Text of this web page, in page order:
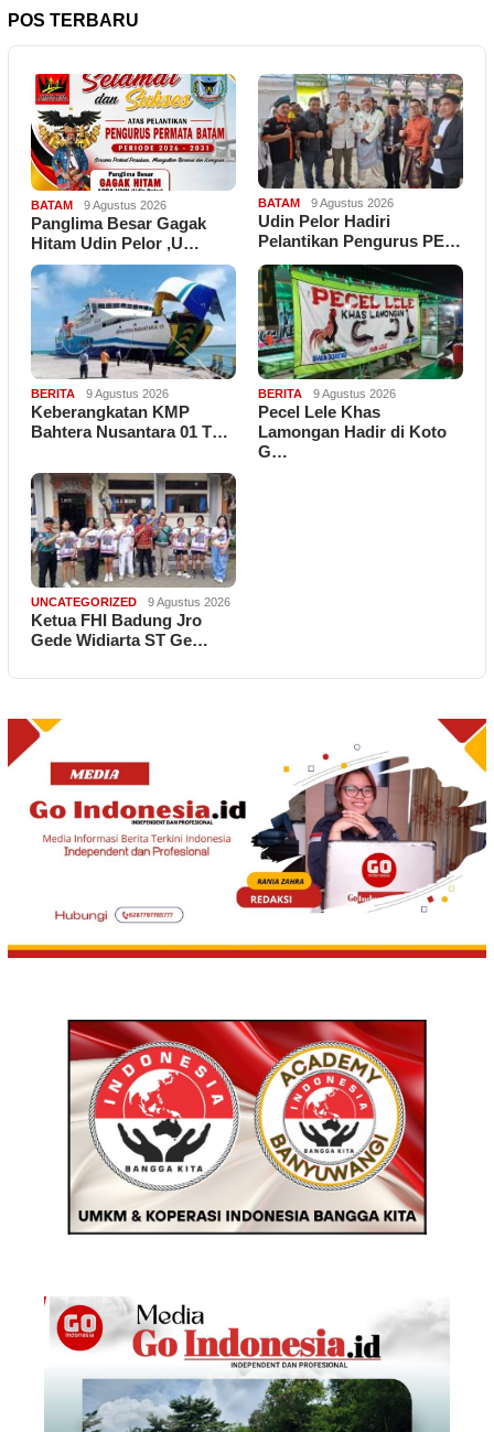
POS TERBARU
BATAM 9 Agustus 2026
Panglima Besar Gagak
Hitam Udin Pelor ,U…
BATAM 9 Agustus 2026
Udin Pelor Hadiri
Pelantikan Pengurus PE…
BERITA 9 Agustus 2026
Keberangkatan KMP
Bahtera Nusantara 01 T…
BERITA 9 Agustus 2026
Pecel Lele Khas
Lamongan Hadir di Koto
G…
UNCATEGORIZED 9 Agustus 2026
Ketua FHI Badung Jro
Gede Widiarta ST Ge…